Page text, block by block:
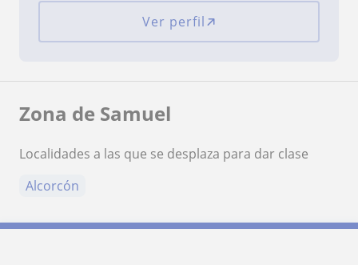
Ver perfil
Zona de Samuel
Localidades a las que se desplaza para dar clase
Alcorcón